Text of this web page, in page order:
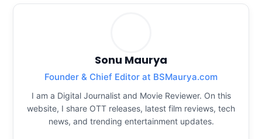
Sonu Maurya
Founder & Chief Editor at BSMaurya.com
I am a Digital Journalist and Movie Reviewer. On this
website, I share OTT releases, latest film reviews, tech
news, and trending entertainment updates.